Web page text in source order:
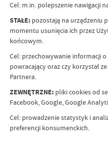
Cel: m.in. polepszenie nawigacji
STAŁE: pozostają na urządzeniu
momentu usunięcia ich przez
końcowym.
Cel: przechowywanie informacji
powracający oraz czy korzystał
Partnera.
ZEWNĘTRZNE: pliki cookies od
Facebook, Google, Google
Cel: prowadzenie statystyk i
preferencji konsumenckich.